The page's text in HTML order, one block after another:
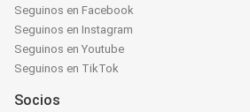
Seguinos en Facebook
Seguinos en Instagram
Seguinos en Youtube
Seguinos en TikTok
Socios